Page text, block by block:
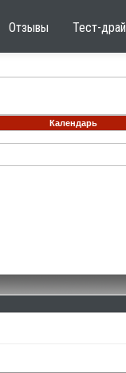
Отзывы Тест-
Календарь